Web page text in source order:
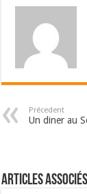
Précedent
Un diner au
Articles associés